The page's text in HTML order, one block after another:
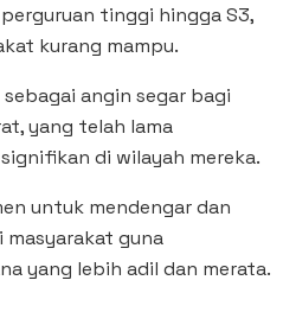
tinggi hingga S3,
kurang mampu.
angin segar bagi
yang telah lama
di wilayah mereka.
untuk mendengar dan
guna
yang lebih adil dan merata.